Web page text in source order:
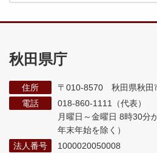
秋田県庁
住所
〒010-8570 秋田県秋田
電話
018-860-1111（代表）
月曜日～金曜日 8時30分
年末年始を除く）
法人番号
1000020050008